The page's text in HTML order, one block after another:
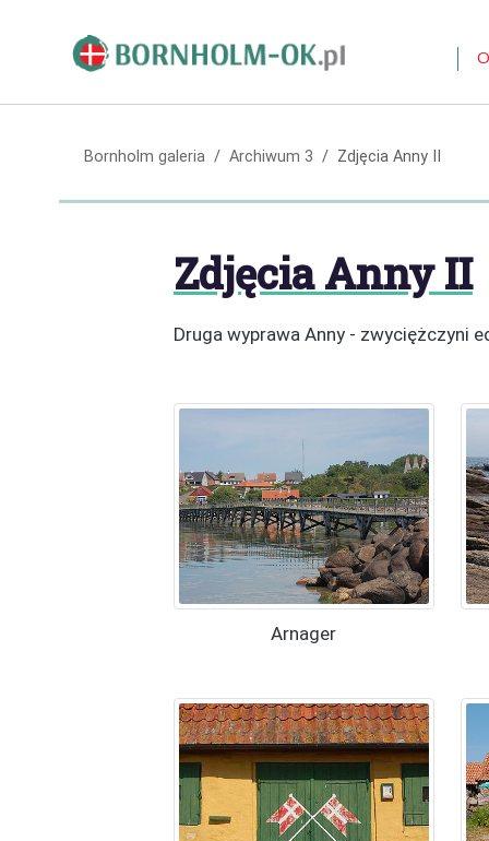
Bornholm galeria Archiwum 3 Zdjęcia Anny II
Zdjęcia Anny II
Druga wyprawa Anny - zwyciężczyni
Arnager